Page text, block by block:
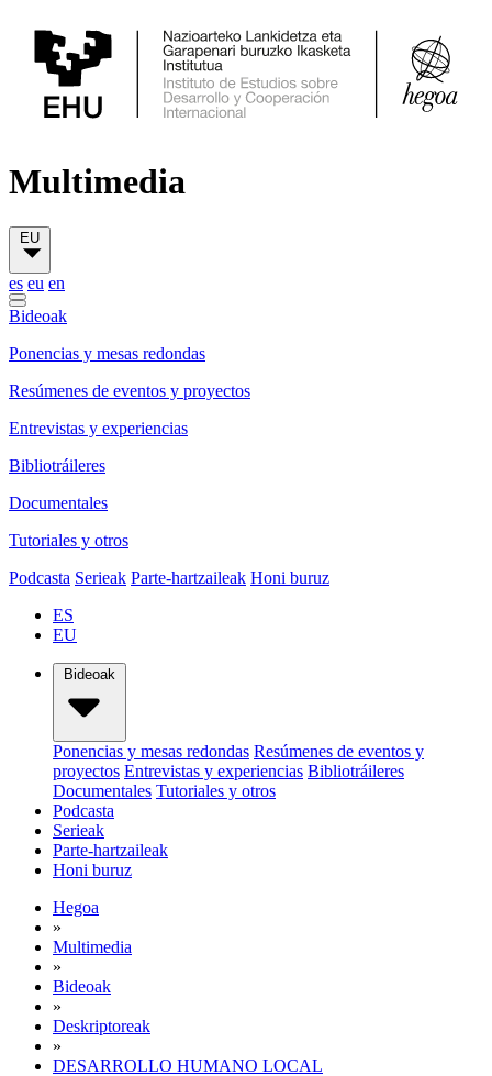
Multimedia
EU
es eu en
Bideoak
Ponencias y mesas redondas
Resúmenes de eventos y proyectos
Entrevistas y experiencias
Bibliotráileres
Documentales
Tutoriales y otros
Podcasta Serieak Parte-hartzaileak Honi buruz
ES
EU
Bideoak
Ponencias y mesas redondas Resúmenes de eventos y
proyectos Entrevistas y experiencias Bibliotráileres
Documentales Tutoriales y otros
Podcasta
Serieak
Parte-hartzaileak
Honi buruz
Hegoa
»
Multimedia
»
Bideoak
»
Deskriptoreak
»
DESARROLLO HUMANO LOCAL